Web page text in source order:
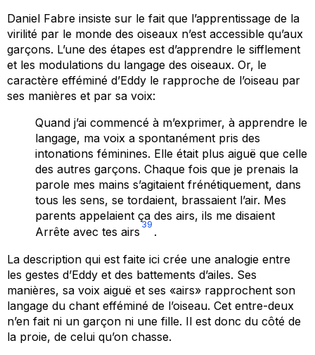
Daniel Fabre insiste sur le fait que l’apprentissage de la
virilité par le monde des oiseaux n’est accessible qu’aux
garçons. L’une des étapes est d’apprendre le sifflement
et les modulations du langage des oiseaux. Or, le
caractère efféminé d’Eddy le rapproche de l’oiseau par
ses manières et par sa voix:
Quand j’ai commencé à m’exprimer, à apprendre le
langage, ma voix a spontanément pris des
intonations féminines. Elle était plus aiguë que celle
des autres garçons. Chaque fois que je prenais la
parole mes mains s’agitaient frénétiquement, dans
tous les sens, se tordaient, brassaient l’air. Mes
parents appelaient ça des airs, ils me disaient
Arrête avec tes airs
39
.
La description qui est faite ici crée une analogie entre
les gestes d’Eddy et des battements d’ailes. Ses
manières, sa voix aiguë et ses «airs» rapprochent son
langage du chant efféminé de l’oiseau. Cet entre-deux
n’en fait ni un garçon ni une fille. Il est donc du côté de
la proie, de celui qu’on chasse.